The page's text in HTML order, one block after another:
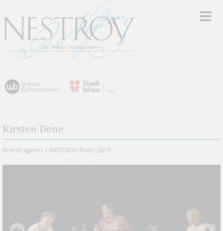
Kirsten Dene
Preisträgerin | NESTROY-Preis 2017